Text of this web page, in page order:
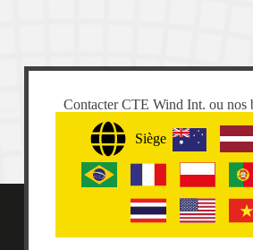
Contacter CTE Wind Int. ou nos
Siège